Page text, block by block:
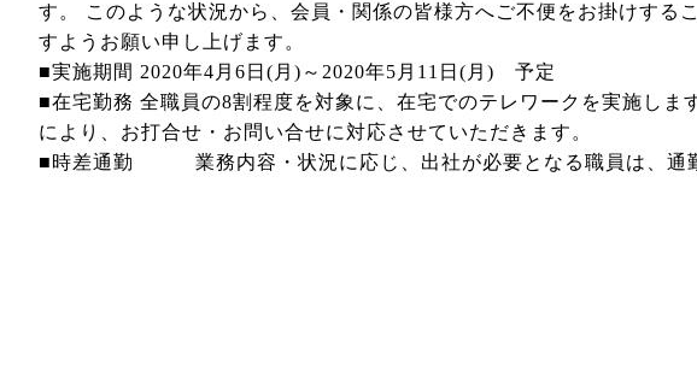
す。 このような状況から、会員・関係の皆様方へご不便をお掛けする
すようお願い申し上げます。
■実施期間 2020年4月6日(月)～2020年5月11日(月) 予定
■在宅勤務 全職員の8割程度を対象に、在宅でのテレワークを実施しま
により、お打合せ・お問い合せに対応させていただきます。
■時差通勤 業務内容・状況に応じ、出社が必要となる職員は、通